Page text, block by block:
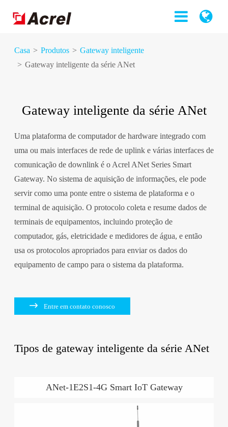
Casa Produtos
Gateway inteligente
Gateway inteligente da série ANet
Gateway inteligente da série ANet
Uma plataforma de computador de hardware integrado com
uma ou mais interfaces de rede de uplink e várias interfaces de
comunicação de downlink é o Acrel ANet Series Smart
Gateway. No sistema de aquisição de informações, ele pode
servir como uma ponte entre o sistema de plataforma e o
terminal de aquisição. O protocolo coleta e resume dados de
terminais de equipamentos, incluindo proteção de
computador, gás, eletricidade e medidores de água, e então
usa os protocolos apropriados para enviar os dados do
equipamento de campo para o sistema da plataforma.
 Entre em contato conosco
Tipos de gateway inteligente da série ANet
ANet-1E2S1-4G Smart IoT Gateway